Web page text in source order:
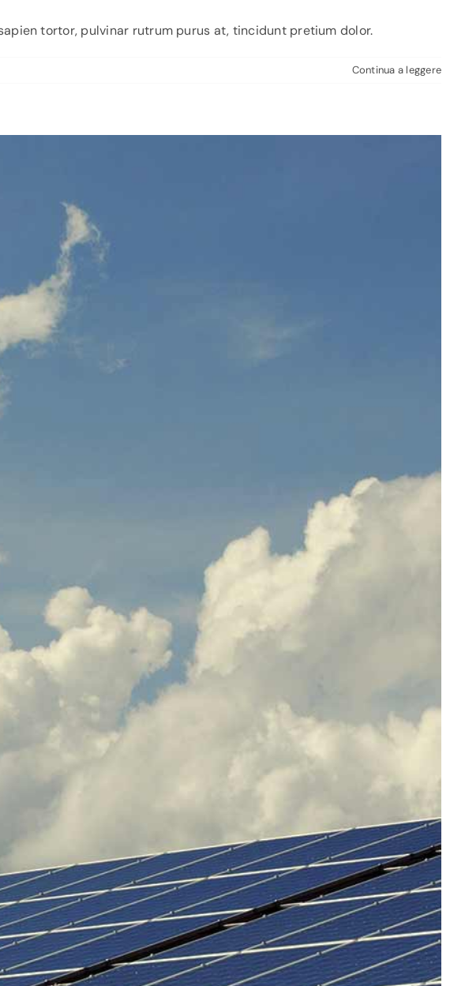
tortor, pulvinar rutrum purus at, tincidunt pretium dolor.
Continua a leggere